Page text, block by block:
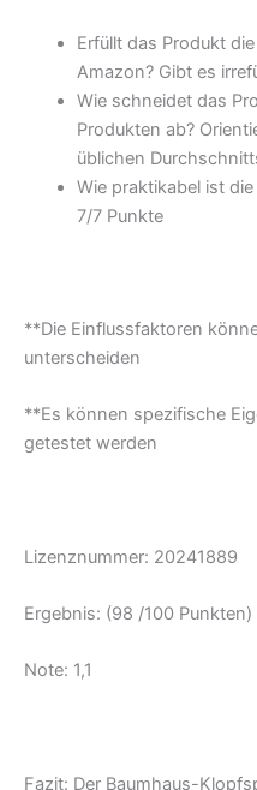
Erfüllt das Produkt
Amazon? Gibt es
Wie schneidet das
Produkten ab?
üblichen
Wie praktikabel ist
7/7 Punkte
**Die Einflussfaktoren
unterscheiden
**Es können spezifische
getestet werden
Lizenznummer: 20241889
Ergebnis: (98 /100 Punkten)
Note: 1,1
Fazit: Der Baumhaus-